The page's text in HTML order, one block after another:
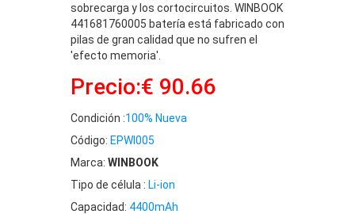
sobrecarga y los cortocircuitos. WINBOOK
441681760005 batería está fabricado con
pilas de gran calidad que no sufren el
'efecto memoria'.
Precio:€ 90.66
Condición :100% Nueva
Código: EPWI005
Marca: WINBOOK
Tipo de célula : Li-ion
Capacidad: 4400mAh